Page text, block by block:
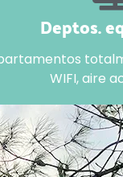
Deptos.
WIFI, aire